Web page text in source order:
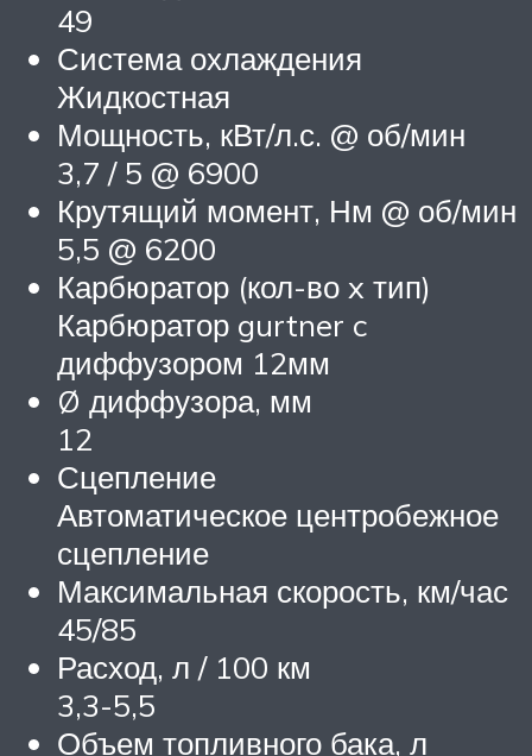
49
Система охлаждения
Жидкостная
Мощность, кВт/л.с. @ об/мин
3,7 / 5 @ 6900
Крутящий момент, Нм @ об/мин
5,5 @ 6200
Карбюратор (кол-во x тип)
Карбюратор gurtner c
диффузором 12мм
Ø диффузора, мм
12
Сцепление
Автоматическое центробежное
сцепление
Максимальная скорость, км/час
45/85
Расход, л / 100 км
3,3-5,5
Объем топливного бака, л